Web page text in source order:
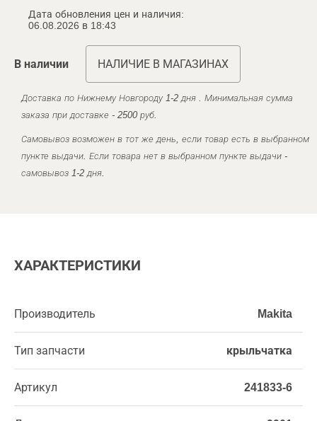
Дата обновления цен и наличия:
06.08.2026 в 18:43
В наличии НАЛИЧИЕ В МАГАЗИНАХ
Доставка по Нижнему Новгороду 1-2 дня . Минимальная сумма
заказа при доставке - 2500 руб.
Самовывоз возможен в тот же день, если товар есть в выбранном
пункте выдачи. Если товара нет в выбранном пункте выдачи -
самовывоз 1-2 дня.
ХАРАКТЕРИСТИКИ
Производитель Makita
Тип запчасти крыльчатка
Артикул 241833-6